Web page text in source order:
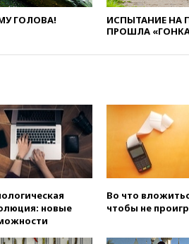
ГОЛОВА!
ИСПЫТАНИЕ НА
ПРОШЛА «ГОНКА
новые
Во что
чтобы не